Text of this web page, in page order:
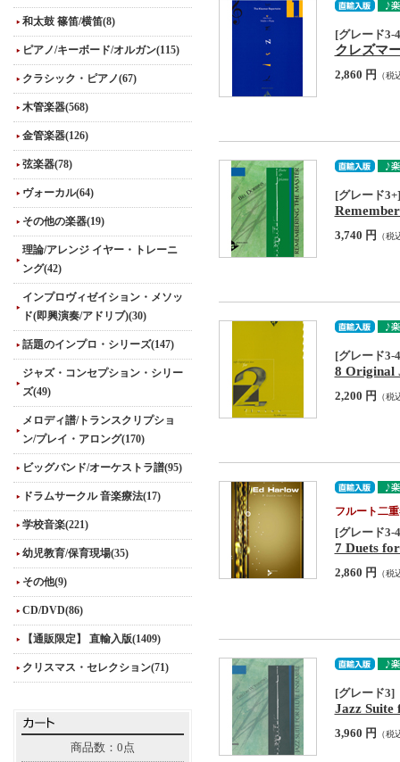
和太鼓 篠笛/横笛(8)
ピアノ/キーボード/オルガン(115)
クラシック・ピアノ(67)
木管楽器(568)
金管楽器(126)
弦楽器(78)
ヴォーカル(64)
その他の楽器(19)
理論/アレンジ イヤー・トレーニ
ング(42)
インプロヴィゼイション・メソッ
ド(即興演奏/アドリブ)(30)
話題のインプロ・シリーズ(147)
ジャズ・コンセプション・シリー
ズ(49)
メロディ譜/トランスクリプショ
ン/プレイ・アロング(170)
ビッグバンド/オーケストラ譜(95)
ドラムサークル 音楽療法(17)
学校音楽(221)
幼児教育/保育現場(35)
その他(9)
CD/DVD(86)
【通販限定】 直輸入版(1409)
クリスマス・セレクション(71)
商品数：0点
[グレード3-
クレズマ
2,860 円 （税
[グレード
3,740 円 （税
[グレード3-
8 Original
2,200 円 （税
フルート二
[グレード3-
7 Duets
2,860 円 （税
[グレード3]
Jazz Suite
3,960 円 （税